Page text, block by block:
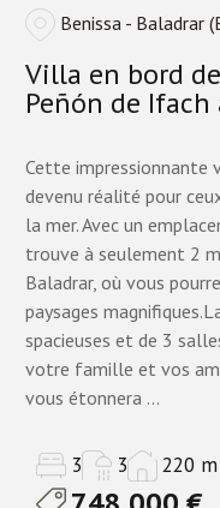
Benissa - Baladrar
Villa en bord
Peñón de Ifach
Cette impressionnante
devenu réalité pour
la mer. Avec un
trouve à seulement 2
Baladrar, où vous
paysages
spacieuses et de 3
votre famille et vos
vous étonnera ...
3 3 220 m